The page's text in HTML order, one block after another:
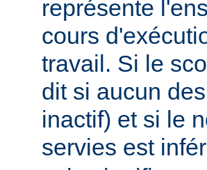
représente
cours
travail. Si le
dit si aucun
inactif) et si le
servies est